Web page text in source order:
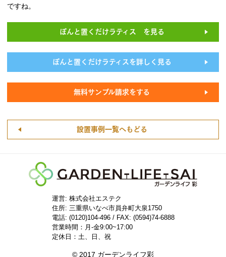
ですね。
ぽんと置くだけラティス を見る
ぽんと置くだけラティスを詳しく見る
無料サンプル請求をする
設置事例一覧へもどる
運営: 株式会社エステク
住所: 三重県いなべ市員弁町大泉1750
電話: (0120)104-496 / FAX: (0594)74-6888
営業時間：月-金9:00~17:00
定休日：土、日、祝
© 2017 ガーデンライフ彩